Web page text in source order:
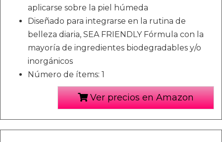
aplicarse sobre la piel húmeda
Diseñado para integrarse en la rutina de
belleza diaria, SEA FRIENDLY Fórmula con la
mayoría de ingredientes biodegradables y/o
inorgánicos
Número de ítems: 1
Ver precios en Amazon